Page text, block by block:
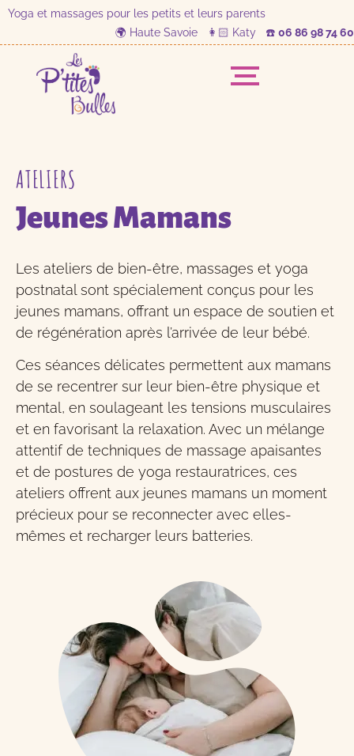
Yoga et massages pour les petits et leurs parents
🌍 Haute Savoie 👩🏻 Katy ☎️ 06 86 98 74 60
ATELIERS
Jeunes Mamans
Les ateliers de bien-être, massages et yoga
postnatal sont spécialement conçus pour les
jeunes mamans, offrant un espace de soutien et
de régénération après l’arrivée de leur bébé.
Ces séances délicates permettent aux mamans
de se recentrer sur leur bien-être physique et
mental, en soulageant les tensions musculaires
et en favorisant la relaxation. Avec un mélange
attentif de techniques de massage apaisantes
et de postures de yoga restauratrices, ces
ateliers offrent aux jeunes mamans un moment
précieux pour se reconnecter avec elles-
mêmes et recharger leurs batteries.